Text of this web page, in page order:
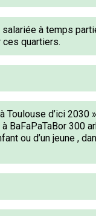
à temps
quartiers.
Toulouse d’ici 2030
BaFaPaTaBor 300
ou d’un jeune ,